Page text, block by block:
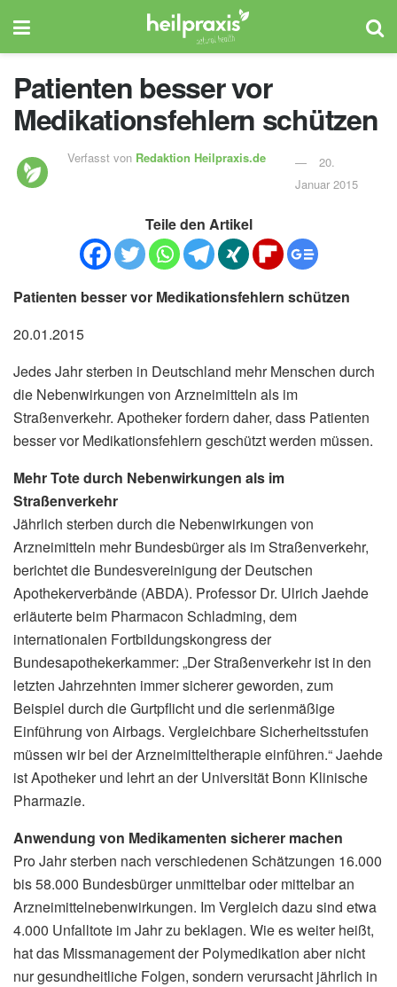
Patienten besser vor
Medikationsfehlern schützen
Verfasst von Redaktion Heilpraxis.de
20.
Januar 2015
Teile den Artikel
Patienten besser vor Medikationsfehlern schützen
20.01.2015
Jedes Jahr sterben in Deutschland mehr Menschen durch
die Nebenwirkungen von Arzneimitteln als im
Straßenverkehr. Apotheker fordern daher, dass Patienten
besser vor Medikationsfehlern geschützt werden müssen.
Mehr Tote durch Nebenwirkungen als im
Straßenverkehr
Jährlich sterben durch die Nebenwirkungen von
Arzneimitteln mehr Bundesbürger als im Straßenverkehr,
berichtet die Bundesvereinigung der Deutschen
Apothekerverbände (ABDA). Professor Dr. Ulrich Jaehde
erläuterte beim Pharmacon Schladming, dem
internationalen Fortbildungskongress der
Bundesapothekerkammer: „Der Straßenverkehr ist in den
letzten Jahrzehnten immer sicherer geworden, zum
Beispiel durch die Gurtpflicht und die serienmäßige
Einführung von Airbags. Vergleichbare Sicherheitsstufen
müssen wir bei der Arzneimitteltherapie einführen.“ Jaehde
ist Apotheker und lehrt an der Universität Bonn Klinische
Pharmazie.
Anwendung von Medikamenten sicherer machen
Pro Jahr sterben nach verschiedenen Schätzungen 16.000
bis 58.000 Bundesbürger unmittelbar oder mittelbar an
Arzneimittelnebenwirkungen. Im Vergleich dazu sind etwa
4.000 Unfalltote im Jahr zu beklagen. Wie es weiter heißt,
hat das Missmanagement der Polymedikation aber nicht
nur gesundheitliche Folgen, sondern verursacht jährlich in